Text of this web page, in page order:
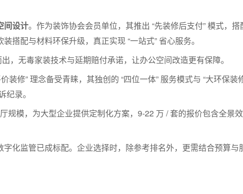
间设计。作为装饰协会会员单位，其推出 “先装修后支付” 模式，搭
搭配与材料环保升级，真正实现 “一站式” 省心服务。
，无毒家装技术与延期赔付承诺，让办公空间改造更有保障。
装修” 理念备受青睐，其独创的 “四位一体” 服务模式与 “大环保装
录。
规模，为大型企业提供定制化方案，9-22 万 / 套的报价包含全景
化监管已成标配。企业选择时，除参考排名外，更需结合预算与